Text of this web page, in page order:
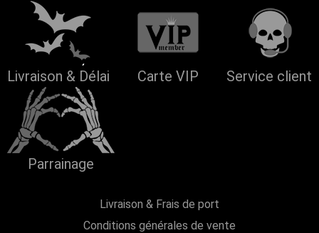
Livraison & Délai Carte VIP Service client
Parrainage
Livraison & Frais de port
Conditions générales de vente